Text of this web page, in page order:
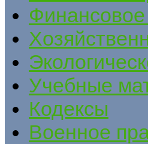
Учебные
Кодексы
Военное